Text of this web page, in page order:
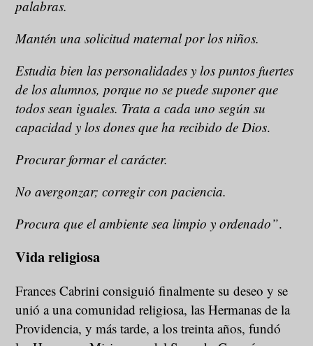
palabras.
Mantén una solicitud maternal por los niños.
Estudia bien las personalidades y los puntos fuertes
de los alumnos, porque no se puede suponer que
todos sean iguales. Trata a cada uno según su
capacidad y los dones que ha recibido de Dios.
Procurar formar el carácter.
No avergonzar; corregir con paciencia.
Procura que el ambiente sea limpio y ordenado”.
Vida religiosa
Frances Cabrini consiguió finalmente su deseo y se
unió a una comunidad religiosa, las Hermanas de la
Providencia, y más tarde, a los treinta años, fundó